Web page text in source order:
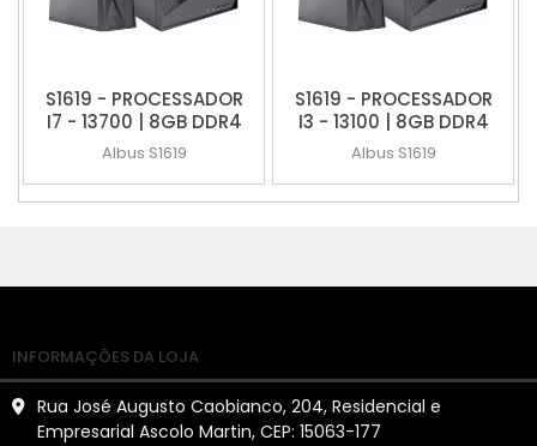
S1619 - PROCESSADOR
I7 - 13700 | 8GB DDR4
3200 | SSD 256 GB
Albus S1619
S1619 - PROCESSADOR
I3 - 13100 | 8GB DDR4
3200 | SSD 256 GB
Albus S1619
INFORMAÇÕES DA LOJA
Rua José Augusto Caobianco, 204, Residencial e
Empresarial Ascolo Martin, CEP: 15063-177